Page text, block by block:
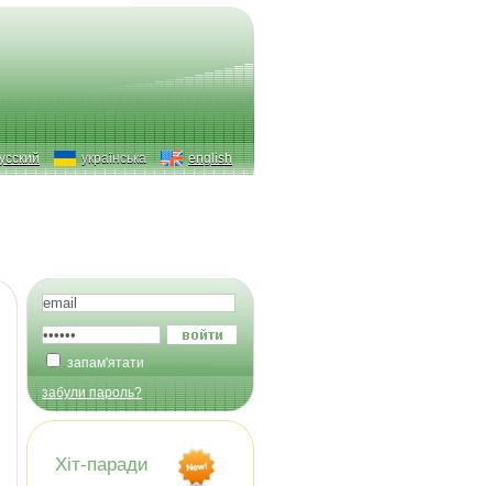
українська english
запам'ятати
забули пароль?
Хіт-паради